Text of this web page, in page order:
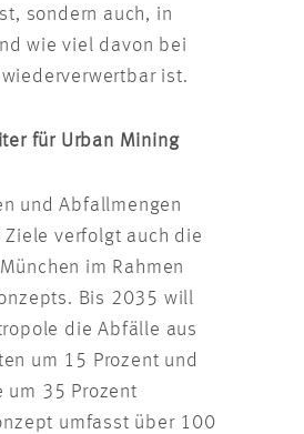
sondern auch, in
wie viel davon bei
ist.
für Urban Mining
und Abfallmengen
verfolgt auch die
im Rahmen
Bis 2035 will
die Abfälle aus
um 15 Prozent und
um 35 Prozent
umfasst über 100